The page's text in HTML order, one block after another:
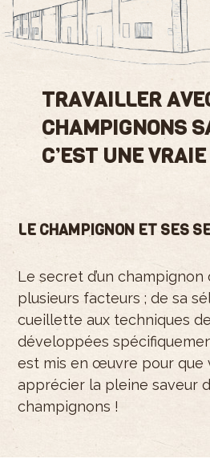
TRAVAILLER
CHAMPIGNONS
C’EST UNE
LE CHAMPIGNON ET SES
Le secret d’un
plusieurs facteurs ; de sa
cueillette aux techniques
développées
est mis en œuvre pour que
apprécier la pleine saveur
champignons !